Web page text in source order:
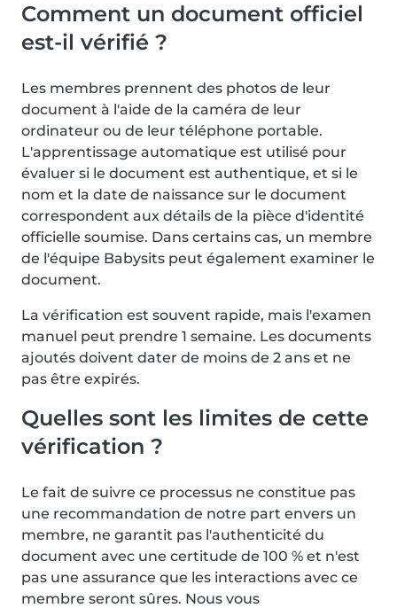
Comment un document officiel
est-il vérifié ?
Les membres prennent des photos de leur
document à l'aide de la caméra de leur
ordinateur ou de leur téléphone portable.
L'apprentissage automatique est utilisé pour
évaluer si le document est authentique, et si le
nom et la date de naissance sur le document
correspondent aux détails de la pièce d'identité
officielle soumise. Dans certains cas, un membre
de l'équipe Babysits peut également examiner le
document.
La vérification est souvent rapide, mais l'examen
manuel peut prendre 1 semaine. Les documents
ajoutés doivent dater de moins de 2 ans et ne
pas être expirés.
Quelles sont les limites de cette
vérification ?
Le fait de suivre ce processus ne constitue pas
une recommandation de notre part envers un
membre, ne garantit pas l'authenticité du
document avec une certitude de 100 % et n'est
pas une assurance que les interactions avec ce
membre seront sûres. Nous vous